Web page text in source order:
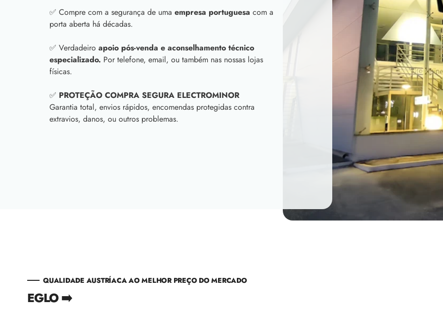
✅ Compre com a segurança de uma empresa portuguesa com a
porta aberta há décadas.
✅ Verdadeiro apoio pós-venda e aconselhamento técnico
especializado. Por telefone, email, ou também nas nossas lojas
físicas.
✅ PROTEÇÃO COMPRA SEGURA ELECTROMINOR
Garantia total, envios rápidos, encomendas protegidas contra
extravios, danos, ou outros problemas.
QUALIDADE AUSTRÍACA AO MELHOR PREÇO DO MERCADO
EGLO ➡️